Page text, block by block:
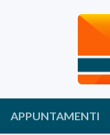
APPUNTAMENTI